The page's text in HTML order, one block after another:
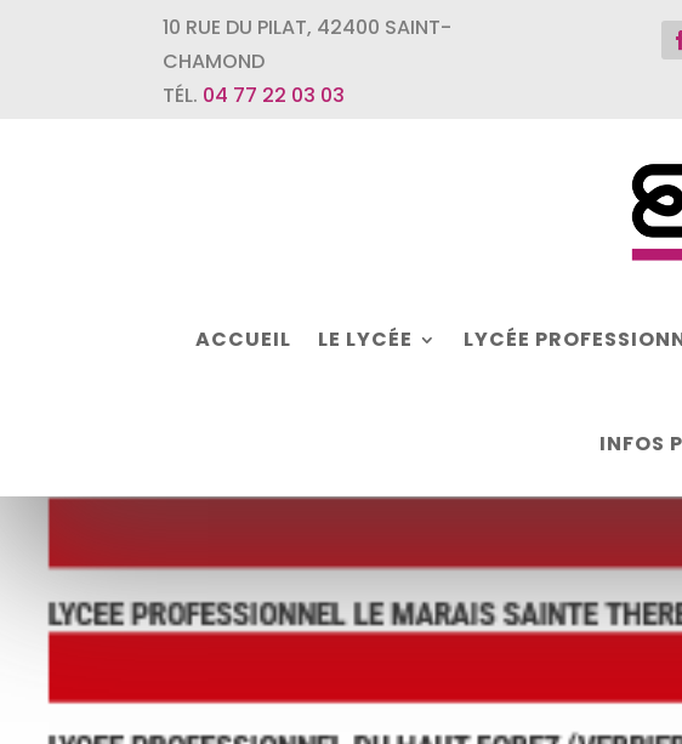
10 RUE DU PILAT, 42400 SAINT-
CHAMOND
TÉL. 04 77 22 03 03
ACCUEIL LE LYCÉE LYCÉE
INFOS